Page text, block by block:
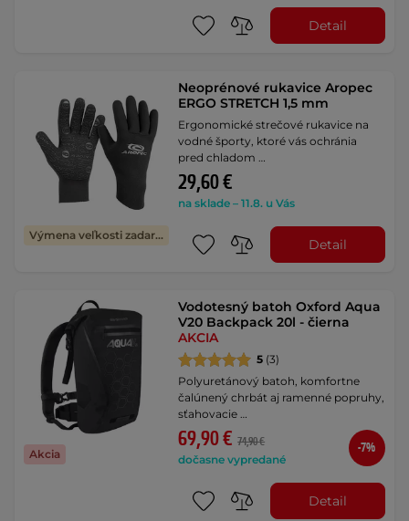
Detail
Výmena veľkosti zadarmo
Neoprénové rukavice Aropec
ERGO STRETCH 1,5 mm
Ergonomické strečové rukavice na
vodné športy, ktoré vás ochránia
pred chladom …
29,60 €
na sklade – 11.8. u Vás
Detail
Akcia
Vodotesný batoh Oxford Aqua
V20 Backpack 20l - čierna
AKCIA
5 (3)
Polyuretánový batoh, komfortne
čalúnený chrbát aj ramenné popruhy,
sťahovacie …
69,90 € 74,90 €
dočasne vypredané
-7%
Detail